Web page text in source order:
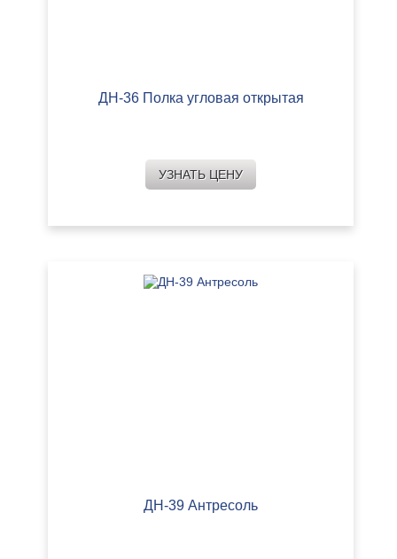
ДН-36 Полка угловая открытая
УЗНАТЬ ЦЕНУ
ДН-39 Антресоль